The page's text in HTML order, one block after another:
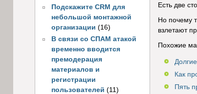
Подскажите CRM для
небольшой монтажной
организации (16)
В связи со СПАМ атакой
временно вводится
премодерация
материалов и
регистрации
пользователей (11)
Есть две
Но почему
взлетают
Похожие
Как
Пять